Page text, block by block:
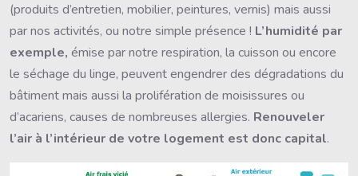
(produits d’entretien, mobilier, peintures, vernis) mais aussi
par nos activités, ou notre simple présence ! L’humidité par
exemple, émise par notre respiration, la cuisson ou encore
le séchage du linge, peuvent engendrer des dégradations du
bâtiment mais aussi la prolifération de moisissures ou
d’acariens, causes de nombreuses allergies. Renouveler
l’air à l’intérieur de votre logement est donc capital.